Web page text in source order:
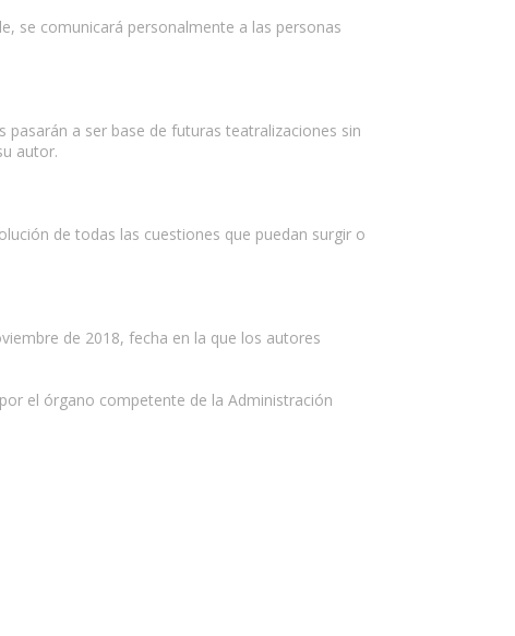
se comunicará personalmente a las personas
a ser base de futuras teatralizaciones sin
autor.
de todas las cuestiones que puedan surgir o
de 2018, fecha en la que los autores
el órgano competente de la Administración